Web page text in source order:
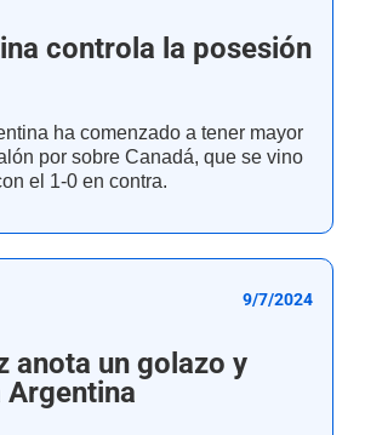
controla la posesión
ha comenzado a tener mayor
por sobre Canadá, que se vino
el 1-0 en contra.
9/7/2024
anota un golazo y
Argentina